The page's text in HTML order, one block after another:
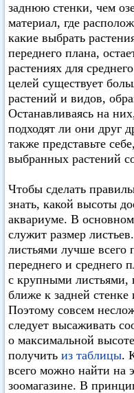
заднюю стенки, чем
материал, где
какие выбрать
переднего плана,
растениях для
целей существует
растений и видов,
Останавливаясь на
подходят ли они друг
также представьте
выбранных растений
Чтобы сделать
знать, какой высоты
аквариуме. В
служит размер
листьями лучше всего
переднего и среднего
с крупными листьями,
ближе к задней
Поэтому совсем
следует высаживать
о максимальной
получить из таблицы.
всего можно найти на
зоомагазине. В